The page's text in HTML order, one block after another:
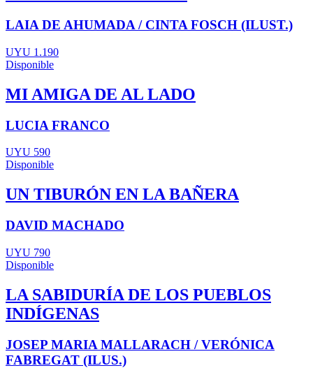
LAIA DE AHUMADA / CINTA FOSCH (ILUST.)
UYU 1.190
Disponible
MI AMIGA DE AL LADO
LUCIA FRANCO
UYU 590
Disponible
UN TIBURÓN EN LA BAÑERA
DAVID MACHADO
UYU 790
Disponible
LA SABIDURÍA DE LOS PUEBLOS
INDÍGENAS
JOSEP MARIA MALLARACH / VERÓNICA
FABREGAT (ILUS.)